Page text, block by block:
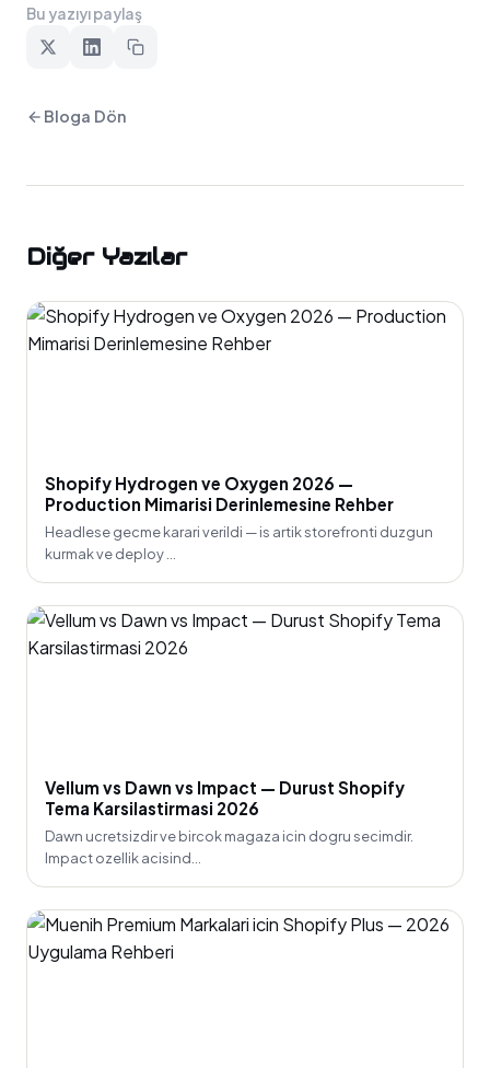
Bu yazıyı paylaş
Bloga Dön
Diğer Yazılar
Shopify Hydrogen ve Oxygen 2026 —
Production Mimarisi Derinlemesine Rehber
Headlese gecme karari verildi — is artik storefronti duzgun
kurmak ve deploy ...
Vellum vs Dawn vs Impact — Durust Shopify
Tema Karsilastirmasi 2026
Dawn ucretsizdir ve bircok magaza icin dogru secimdir.
Impact ozellik acisind...